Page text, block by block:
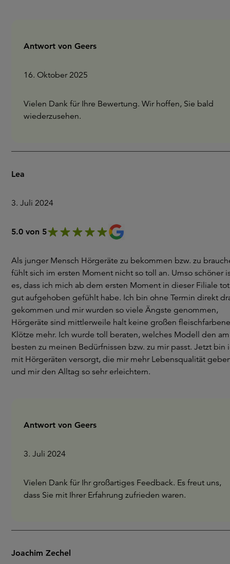
Antwort von Geers
16. Oktober 2025
Vielen Dank für Ihre Bewertung. Wir hoffen, Sie bald
wiederzusehen.
Lea
3. Juli 2024
5.0 von 5
Als junger Mensch Hörgeräte zu bekommen bzw. zu
fühlt sich im ersten Moment nicht so toll an. Umso schöner
es, dass ich mich ab dem ersten Moment in dieser Filiale
gut aufgehoben gefühlt habe. Ich bin ohne Termin direkt
gekommen und mir wurden so viele Ängste genommen,
Hörgeräte sind mittlerweile halt keine großen
Klötze mehr. Ich wurde toll beraten, welches Modell den am
besten zu meinen Bedürfnissen bzw. zu mir passt. Jetzt bin
mit Hörgeräten versorgt, die mir mehr Lebensqualität
und mir den Alltag so sehr erleichtern.
Antwort von Geers
3. Juli 2024
Vielen Dank für Ihr großartiges Feedback. Es freut uns,
dass Sie mit Ihrer Erfahrung zufrieden waren.
Joachim Zechel